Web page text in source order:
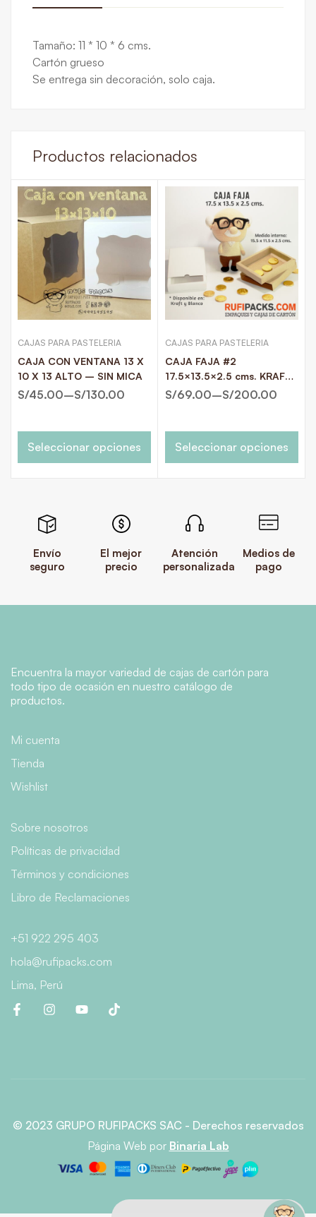
Tamaño: 11 * 10 * 6 cms.
Cartón grueso
Se entrega sin decoración, solo caja.
Paquete
Paquete de 25
Paquete de 100
Colores
Blanco,Color Natural o Kraft
De La Calificación Y Revisión De
Todavía no hay comentarios.
Productos relacionados
CAJAS PARA PASTELERIA
CAJA CON VENTANA 13 X
10 X 13 ALTO – SIN MICA
S/45.00–S/130.00
Seleccionar opciones
CAJAS PARA PASTELERIA
CAJA FAJA #2
17.5×13.5×2.5 cms. KRAFT
Y BLANCO
S/69.00–S/200.00
Seleccionar opciones
Envío
seguro
El mejor
precio
Atención
personalizada
Medios de
pago
Encuentra la mayor variedad de cajas de cartón para
todo tipo de ocasión en nuestro catálogo de
productos.
Mi cuenta
Tienda
Wishlist
Sobre nosotros
Políticas de privacidad
Términos y condiciones
Libro de Reclamaciones
+51 922 295 403
hola@rufipacks.com
Lima, Perú
© 2023 GRUPO RUFIPACKS SAC - Derechos reservados
Página Web por Binaria Lab